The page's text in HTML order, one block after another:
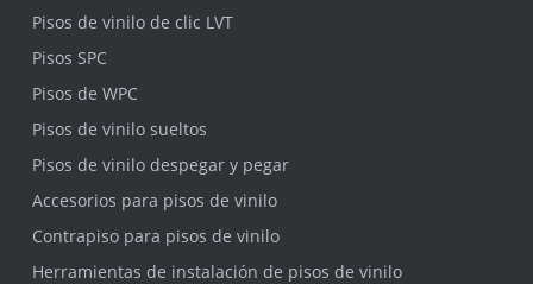
Pisos de vinilo de clic LVT
Pisos SPC
Pisos de WPC
Pisos de vinilo sueltos
Pisos de vinilo despegar y pegar
Accesorios para pisos de vinilo
Contrapiso para pisos de vinilo
Herramientas de instalación de pisos de vinilo